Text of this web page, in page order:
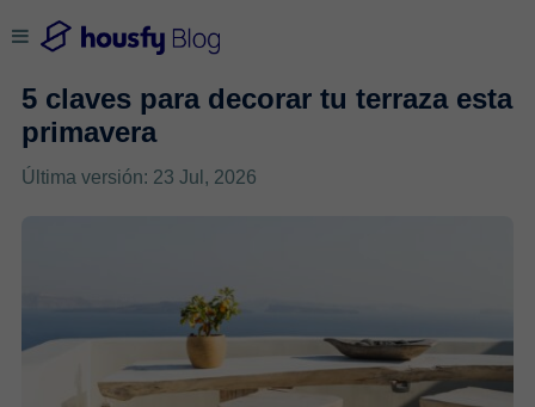
5 claves para decorar tu terraza esta
primavera
Última versión: 23 Jul, 2026